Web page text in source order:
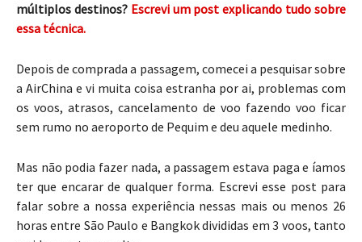
múltiplos destinos? Escrevi um post explicando tudo sobre
essa técnica.
Depois de comprada a passagem, comecei a pesquisar sobre
a AirChina e vi muita coisa estranha por ai, problemas com
os voos, atrasos, cancelamento de voo fazendo voo ficar
sem rumo no aeroporto de Pequim e deu aquele medinho.
Mas não podia fazer nada, a passagem estava paga e íamos
ter que encarar de qualquer forma. Escrevi esse post para
falar sobre a nossa experiência nessas mais ou menos 26
horas entre São Paulo e Bangkok divididas em 3 voos, tanto